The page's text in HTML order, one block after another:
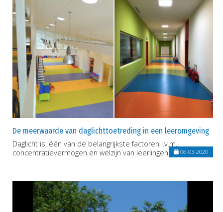
De meerwaarde van daglichttoetreding in een leeromgeving
Daglicht is, één van de belangrijkste factoren i.v.m.
concentratievermogen en welzijn van leerlingen.
06-03-2020